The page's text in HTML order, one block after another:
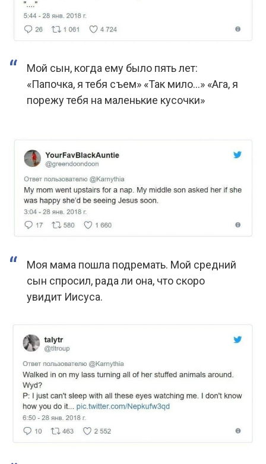
Мой сын, когда ему было пять лет:
«Папочка, я тебя съем» «Так мило…» «Ага, я
порежу тебя на маленькие кусочки»
Моя мама пошла подремать. Мой средний
сын спросил, рада ли она, что скоро
увидит Иисуса.